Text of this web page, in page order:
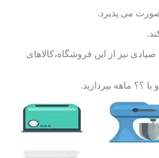
صورت می پذیرد.
نیز از این فروشگاه،کالاهای